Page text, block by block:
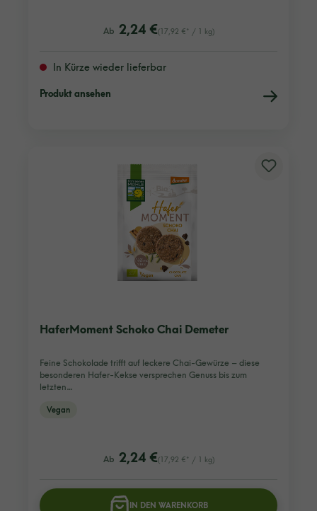
(17,92 €* / 1 kg)
listing.regularPriceLabel
Ab 2,24 €
In Kürze wieder lieferbar
Produkt ansehen
HaferMoment Schoko Chai Demeter
Vegan
Feine Schokolade trifft auf leckere Chai-Gewürze – diese
besonderen Hafer-Kekse versprechen Genuss bis zum
letzten…
(17,92 €* / 1 kg)
listing.regularPriceLabel
Ab 2,24 €
IN DEN WARENKORB